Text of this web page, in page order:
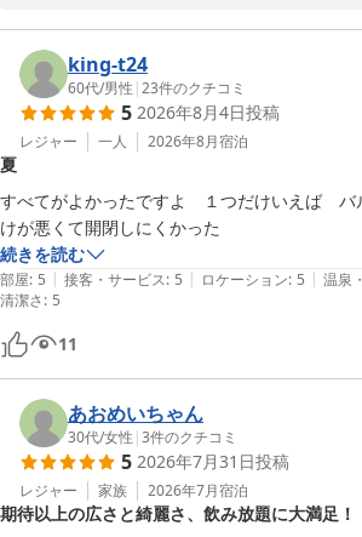
ご朝食につきまして、小鉢のお料理や器まで
のこと、大変嬉しく拝読いたしました。また
お言葉も頂戴し、心より感謝申し上げます。
お部屋やアメニティ、大浴場ご利用時の備品
ど、当館の細やかなサービスにもお気付きい
ざいます。
今回は温泉をご利用いただけなかったとのこ
したが、次回お越しの際にはぜひ当館自慢の
ただければ幸いです。
これからも皆様に快適にお過ごしいただける
す。また熱海へお越しの際は、ぜひ当館をご
スタッフ一同、心よりお待ち申し上げており
ホテル渚館
女将　松田
king-t24
60代/男性 |23件のクチコミ
5 2026年8月4日投稿
レジャー 一人 2026年8月宿泊
夏
すべてがよかったですよ　１つだけいえば　
けが悪くて開閉しにくかった
続きを読む
部屋: 5 | 接客・サービス: 5 | ロケーション: 5 | 温泉
清潔さ: 5
11
あおめいちゃん
30代/女性 |3件のクチコミ
5 2026年7月31日投稿
レジャー 家族 2026年7月宿泊
期待以上の広さと綺麗さ、飲み放題に大満足！